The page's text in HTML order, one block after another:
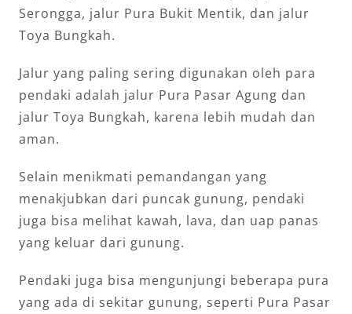
Serongga, jalur Pura Bukit Mentik, dan jalur
Toya Bungkah.
Jalur yang paling sering digunakan oleh para
pendaki adalah jalur Pura Pasar Agung dan
jalur Toya Bungkah, karena lebih mudah dan
aman.
Selain menikmati pemandangan yang
menakjubkan dari puncak gunung, pendaki
juga bisa melihat kawah, lava, dan uap panas
yang keluar dari gunung.
Pendaki juga bisa mengunjungi beberapa pura
yang ada di sekitar gunung, seperti Pura Pasar